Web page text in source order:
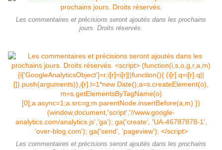
Les commentaires et précisions seront ajoutés dans les prochains
jours. Droits réservés.
Les commentaires et précisions seront ajoutés dans les prochains